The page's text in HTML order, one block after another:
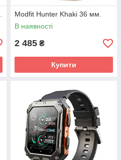
Modfit Hunter Khaki 36 мм.
В наявності
2 485 ₴
Купити